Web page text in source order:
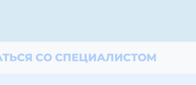
СО СПЕЦИАЛИСТОМ